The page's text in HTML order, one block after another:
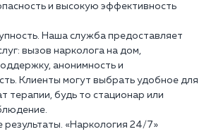
и высокую эффективность
Наша служба предоставляет
вызов нарколога на дом,
анонимность и
Клиенты могут выбрать удобное для
терапии, будь то стационар или
«Наркология 24/7»